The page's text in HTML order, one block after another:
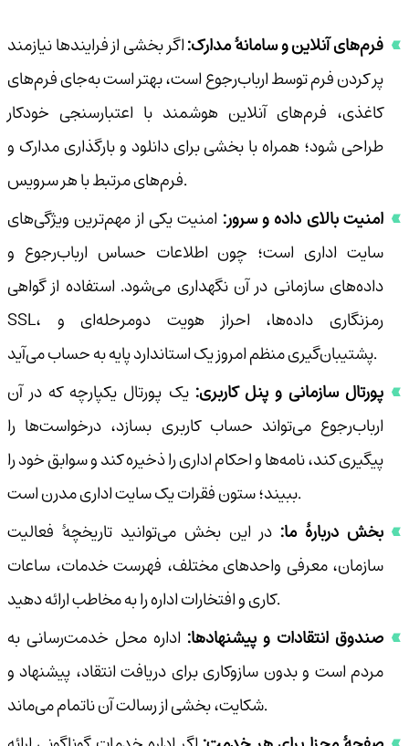
فرم‌های آنلاین و سامانهٔ مدارک:اگر بخشی از فرایندها نیازمند
پر کردن فرم توسط ارباب‌رجوع است، بهتر است به‌جای فرم‌های
کاغذی، فرم‌های آنلاین هوشمند با اعتبارسنجی خودکار
طراحی شود؛ همراه با بخشی برای دانلود و بارگذاری مدارک و
فرم‌های مرتبط با هر سرویس.
امنیت بالای داده و سرور: امنیت یکی از مهم‌ترین ویژگی‌های
سایت اداری است؛ چون اطلاعات حساس ارباب‌رجوع و
داده‌های سازمانی در آن نگهداری می‌شود. استفاده از گواهی
SSL، رمزنگاری داده‌ها، احراز هویت دومرحله‌ای و
پشتیبان‌گیری منظم امروز یک استاندارد پایه به حساب می‌آید.
پورتال سازمانی و پنل کاربری: یک پورتال یکپارچه که در آن
ارباب‌رجوع می‌تواند حساب کاربری بسازد، درخواست‌ها را
پیگیری کند، نامه‌ها و احکام اداری را ذخیره کند و سوابق خود را
ببیند؛ ستون فقرات یک سایت اداری مدرن است.
بخش دربارهٔ ما: در این بخش می‌توانید تاریخچهٔ فعالیت
سازمان، معرفی واحدهای مختلف، فهرست خدمات، ساعات
کاری و افتخارات اداره را به مخاطب ارائه دهید.
صندوق انتقادات و پیشنهادها: اداره محل خدمت‌رسانی به
مردم است و بدون سازوکاری برای دریافت انتقاد، پیشنهاد و
شکایت، بخشی از رسالت آن ناتمام می‌ماند.